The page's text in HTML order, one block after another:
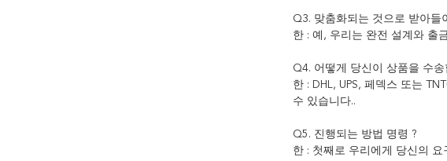
Q3. 맞춤화되는 것으로 받아들
한 : 예, 우리는 완전 설계와 출
Q4. 어떻게 당신이 상품을 수
한 : DHL, UPS, 페덱스 또는
수 있습니다..
Q5. 진행되는 방법 명령 ?
한 : 첫째로 우리에게 당신의